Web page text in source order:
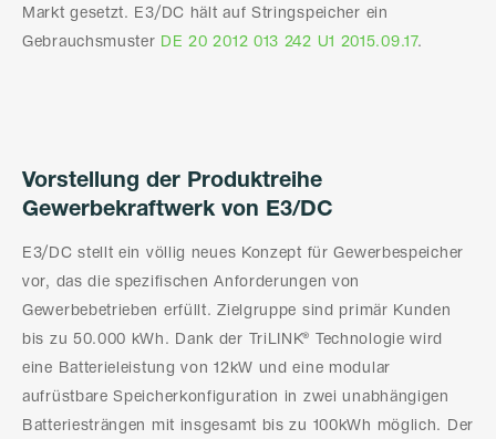
Markt gesetzt. E3/DC hält auf Stringspeicher ein
Gebrauchsmuster DE 20 2012 013 242 U1 2015.09.17.
Vorstellung der Produktreihe
Gewerbekraftwerk von E3/DC
E3/DC stellt ein völlig neues Konzept für Gewerbespeicher
vor, das die spezifischen Anforderungen von
Gewerbebetrieben erfüllt. Zielgruppe sind primär Kunden
bis zu 50.000 kWh. Dank der TriLINK® Technologie wird
eine Batterieleistung von 12kW und eine modular
aufrüstbare Speicherkonfiguration in zwei unabhängigen
Batteriesträngen mit insgesamt bis zu 100kWh möglich. Der